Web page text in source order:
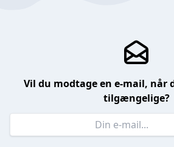
Vil du modtage en e-mail, når
tilgængelige?